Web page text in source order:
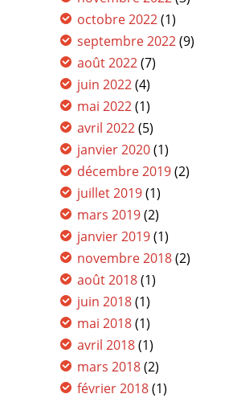
octobre 2022(1)
septembre 2022(9)
août 2022(7)
juin 2022(4)
mai 2022(1)
avril 2022(5)
janvier 2020(1)
décembre 2019(2)
juillet 2019(1)
mars 2019(2)
janvier 2019(1)
novembre 2018(2)
août 2018(1)
juin 2018(1)
mai 2018(1)
avril 2018(1)
mars 2018(2)
février 2018(1)